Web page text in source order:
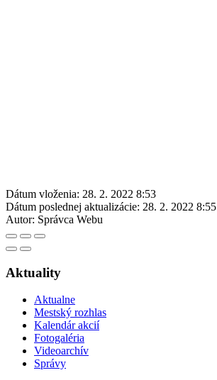
Dátum vloženia: 28. 2. 2022 8:53
Dátum poslednej aktualizácie: 28. 2. 2022 8:55
Autor: Správca Webu
Aktuality
Aktualne
Mestský rozhlas
Kalendár akcií
Fotogaléria
Videoarchív
Správy